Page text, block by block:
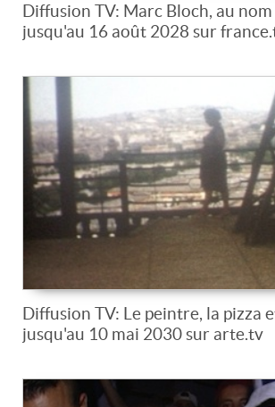
Diffusion TV: Marc Bloch, au nom
jusqu'au 16 août 2028 sur
Diffusion TV: Le peintre, la pizza
jusqu'au 10 mai 2030 sur arte.tv